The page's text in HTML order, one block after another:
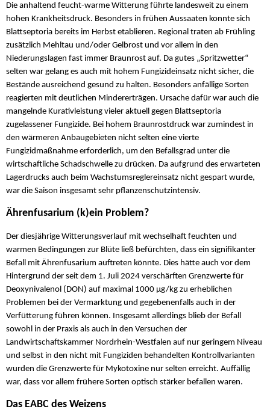
Die anhaltend feucht-warme Witterung führte landesweit zu einem
hohen Krankheitsdruck. Besonders in frühen Aussaaten konnte sich
Blattseptoria bereits im Herbst etablieren. Regional traten ab Frühling
zusätzlich Mehltau und/oder Gelbrost und vor allem in den
Niederungslagen fast immer Braunrost auf. Da gutes „Spritzwetter“
selten war gelang es auch mit hohem Fungizideinsatz nicht sicher, die
Bestände ausreichend gesund zu halten. Besonders anfällige Sorten
reagierten mit deutlichen Mindererträgen. Ursache dafür war auch die
mangelnde Kurativleistung vieler aktuell gegen Blattseptoria
zugelassener Fungizide. Bei hohem Braunrostdruck war zumindest in
den wärmeren Anbaugebieten nicht selten eine vierte
Fungizidmaßnahme erforderlich, um den Befallsgrad unter die
wirtschaftliche Schadschwelle zu drücken. Da aufgrund des erwarteten
Lagerdrucks auch beim Wachstumsreglereinsatz nicht gespart wurde,
war die Saison insgesamt sehr pflanzenschutzintensiv.
Ährenfusarium (k)ein Problem?
Der diesjährige Witterungsverlauf mit wechselhaft feuchten und
warmen Bedingungen zur Blüte ließ befürchten, dass ein signifikanter
Befall mit Ährenfusarium auftreten könnte. Dies hätte auch vor dem
Hintergrund der seit dem 1. Juli 2024 verschärften Grenzwerte für
Deoxynivalenol (DON) auf maximal 1000 µg/kg zu erheblichen
Problemen bei der Vermarktung und gegebenenfalls auch in der
Verfütterung führen können. Insgesamt allerdings blieb der Befall
sowohl in der Praxis als auch in den Versuchen der
Landwirtschaftskammer Nordrhein-Westfalen auf nur geringem Niveau
und selbst in den nicht mit Fungiziden behandelten Kontrollvarianten
wurden die Grenzwerte für Mykotoxine nur selten erreicht. Auffällig
war, dass vor allem frühere Sorten optisch stärker befallen waren.
Das EABC des Weizens